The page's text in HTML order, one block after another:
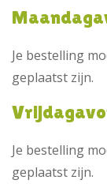
Je bestelling
geplaatst zijn.
Je bestelling
geplaatst zijn.